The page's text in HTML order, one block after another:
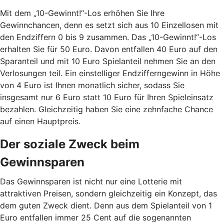
Mit dem „10-Gewinnt!“-Los erhöhen Sie Ihre
Gewinnchancen, denn es setzt sich aus 10 Einzellosen mit
den Endziffern 0 bis 9 zusammen. Das „10-Gewinnt!“-Los
erhalten Sie für 50 Euro. Davon entfallen 40 Euro auf den
Sparanteil und mit 10 Euro Spielanteil nehmen Sie an den
Verlosungen teil. Ein einstelliger Endzifferngewinn in Höhe
von 4 Euro ist Ihnen monatlich sicher, sodass Sie
insgesamt nur 6 Euro statt 10 Euro für Ihren Spieleinsatz
bezahlen. Gleichzeitig haben Sie eine zehnfache Chance
auf einen Hauptpreis.
Der soziale Zweck beim
Gewinnsparen
Das Gewinnsparen ist nicht nur eine Lotterie mit
attraktiven Preisen, sondern gleichzeitig ein Konzept, das
dem guten Zweck dient. Denn aus dem Spielanteil von 1
Euro entfallen immer 25 Cent auf die sogenannten